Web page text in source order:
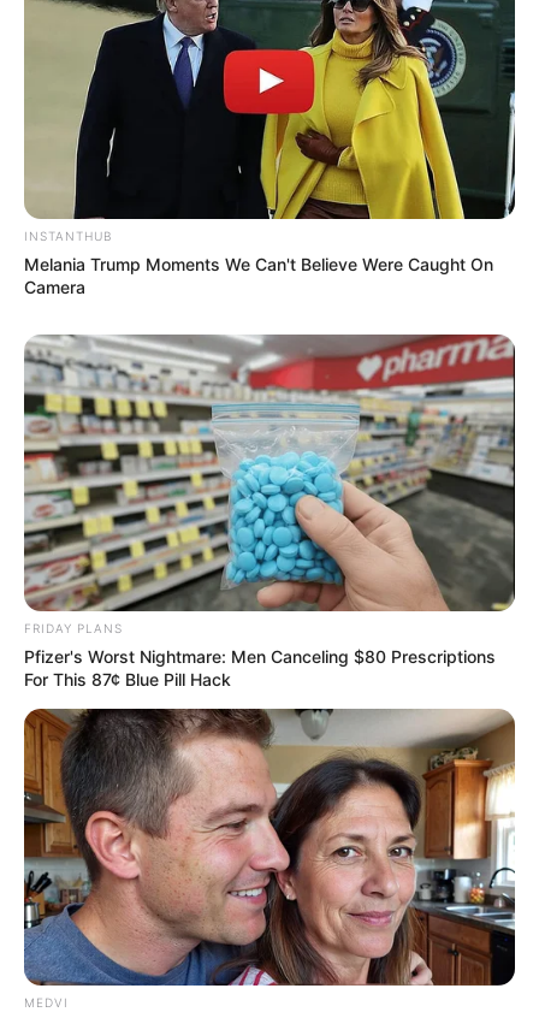
INSTANTHUB
Melania Trump Moments We Can't Believe Were Caught On
Camera
FRIDAY PLANS
Pfizer's Worst Nightmare: Men Canceling $80 Prescriptions
For This 87¢ Blue Pill Hack
MEDVI